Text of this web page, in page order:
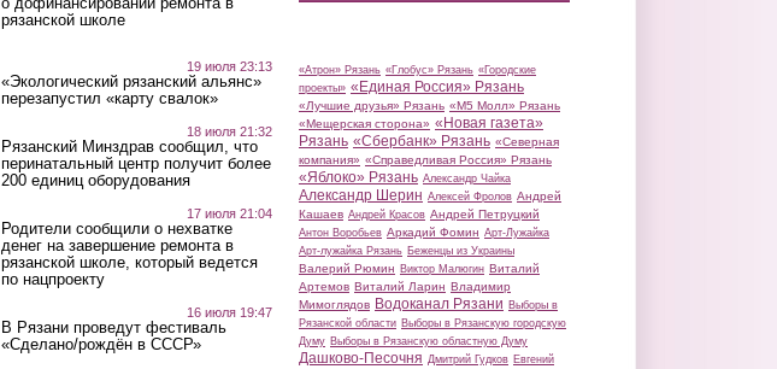
рязанской школе
19 июля 23:13
«Экологический рязанский альянс»
перезапустил «карту свалок»
18 июля 21:32
Рязанский Минздрав сообщил, что
перинатальный центр получит более
200 единиц оборудования
17 июля 21:04
Родители сообщили о нехватке
денег на завершение ремонта в
рязанской школе, который ведется
по нацпроекту
16 июля 19:47
В Рязани проведут фестиваль
«Сделано/рождён в СССР»
«Атрон» Рязань «Глобус» Рязань «Городские
проекты» «Единая Россия» Рязань
«Лучшие друзья» Рязань «М5 Молл» Рязань
«Мещерская сторона» «Новая газета»
Рязань «Сбербанк» Рязань «Северная
компания» «Справедливая Россия» Рязань
«Яблоко» Рязань Александр Чайка
Александр Шерин Алексей Фролов Андрей
Кашаев Андрей Красов Андрей Петруцкий
Антон Воробьев Аркадий Фомин Арт-Лужайка
Арт-лужайка Рязань Беженцы из Украины
Валерий Рюмин Виктор Малюгин Виталий
Артемов Виталий Ларин Владимир
Мимоглядов Водоканал Рязани Выборы в
Рязанской области Выборы в Рязанскую городскую
Думу Выборы в Рязанскую областную Думу
Дашково-Песочня Дмитрий Гудков Евгений